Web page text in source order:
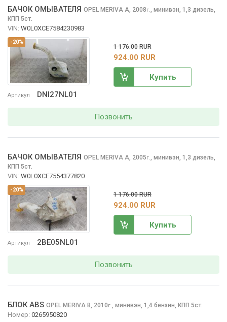
-20%
Артикул DNI27NL01
БАЧОК ОМЫВАТЕЛЯ OPEL MERIVA A, 2008г., минивэн, 1,3 дизель,
КПП 5ст.
VIN: W0L0XCE7584230983
1 176.00 RUR
924.00 RUR
Купить
Позвонить
-20%
Артикул 2BE05NL01
БАЧОК ОМЫВАТЕЛЯ OPEL MERIVA A, 2005г., минивэн, 1,3 дизель,
КПП 5ст.
VIN: W0L0XCE7554377820
1 176.00 RUR
924.00 RUR
Купить
Позвонить
БЛОК ABS OPEL MERIVA B, 2010г., минивэн, 1,4 бензин, КПП 5ст.
Номер: 0265950820